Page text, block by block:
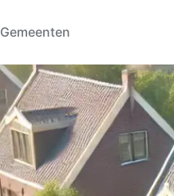
Gemeenten